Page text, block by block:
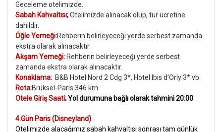
Geceleme otelimizde.
Sabah Kahvaltısı;Otelimizde alınacak olup, tur ücretine
dahildir.
Öğle Yemeği:Rehberin belirleyeceği yerde serbest zamanda
ekstra olarak alınacaktır.
Akşam Yemeği: Rehberin belirleyeceği yerde serbest
zamanda ekstra olarak alınacaktır.
Konaklama: B&B Hotel Nord 2 Cdg 3*, Hotel Ibis d’Orly 3* vb.
Rota:Brüksel-Paris 346 km.
Otele Giriş Saati;Yol durumuna bağlı olarak tahmini 20:00
4.Gün Paris (Disneyland)
Otelimizde alacağımız sabah kahvaltısı sonrası tam günlük